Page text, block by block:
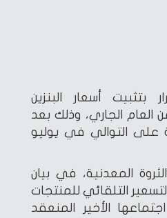
بتثبيت أسعار البنزين
من العام الجاري، وذلك بعد
على التوالي في يوليو
المعدنية، في بيان
التلقائي للمنتجات
الأخير المنعقد